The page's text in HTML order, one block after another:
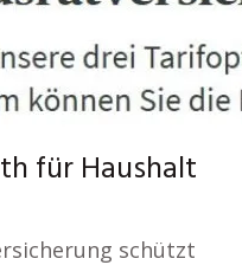
für Haushalt
schützt